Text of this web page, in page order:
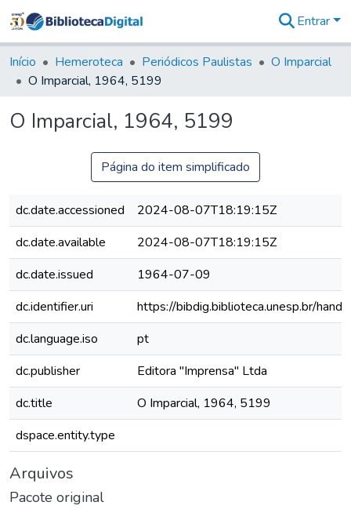
&
Coleções
Tudo na
Digital
Entrar
Início Hemeroteca Periódicos Paulistas
O Imparcial
O Imparcial, 1964, 5199
O Imparcial, 1964, 5199
Página do item simplificado
dc.date.accessioned
2024-08-07T18:19:15Z
dc.date.available
2024-08-07T18:19:15Z
dc.date.issued
1964-07-09
dc.identifier.uri
https://bibdig.biblioteca.unesp.br/
dc.language.iso
pt
dc.publisher
Editora "Imprensa" Ltda
dc.title
O Imparcial, 1964, 5199
dspace.entity.type
Arquivos
Pacote original